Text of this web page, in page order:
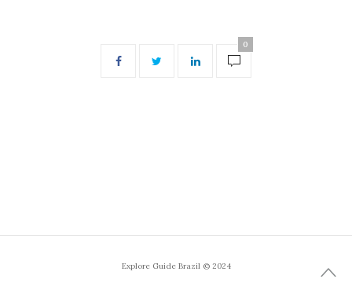
0
Explore Guide Brazil © 2024